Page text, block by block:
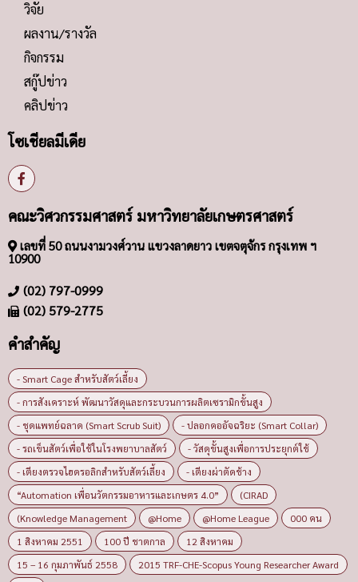
วิจัย
ผลงาน/รางวัล
กิจกรรม
สกู๊ปข่าว
คลิปข่าว
โซเชียลมีเดีย
คณะวิศวกรรมศาสตร์ มหาวิทยาลัยเกษตรศาสตร์
เลขที่ 50 ถนนงามวงศ์วาน แขวงลาดยาว เขตจตุจักร กรุงเทพ ฯ
10900
(02) 797-0999
(02) 579-2775
คำสำคัญ
- Smart Cage สำหรับสัตว์เลี้ยง
- การสังเคราะห์ พัฒนาวัสดุและกระบวนการผลิตเซรามิกขั้นสูง
- ชุดแพทย์ฉลาด (Smart Scrub Suit)
- ปลอกคออัจฉริยะ (Smart Collar)
- รถเข็นสัตว์เพื่อใช้ในโรงพยาบาลสัตว์
- วัสดุขั้นสูงเพื่อการประยุกต์ใช้
- เตียงตรวจไฮดรอลิกสำหรับสัตว์เลี้ยง
- เตียงผ่าตัดช้าง
“Automation เพื่อนวัตกรรมอาหารและเกษตร 4.0”
(CIRAD
(Knowledge Management
@Home @Home League
000 คน
1 สิงหาคม 2551
100 ปี ชาตกาล
12 สิงหาคม
15 – 16 กุมภาพันธ์ 2558
2015 TRF-CHE-Scopus Young Researcher Award